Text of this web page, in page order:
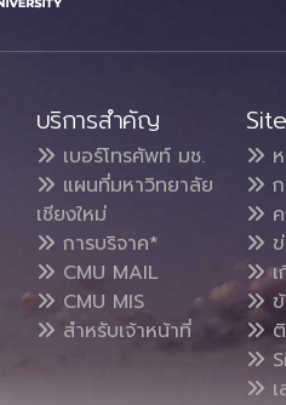
บริการสำคัญ
เบอร์โทรศัพท์ มช.
แผนที่มหาวิทยาลัย
เชียงใหม่
การบริจาค*
CMU MAIL
CMU MIS
สำหรับเจ้าหน้าที่
เ
ติ